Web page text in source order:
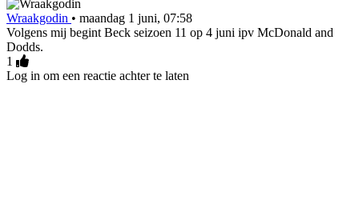
Wraakgodin • maandag 1 juni, 07:58
Volgens mij begint Beck seizoen 11 op 4 juni ipv McDonald and
Dodds.
1
Log in om een reactie achter te laten